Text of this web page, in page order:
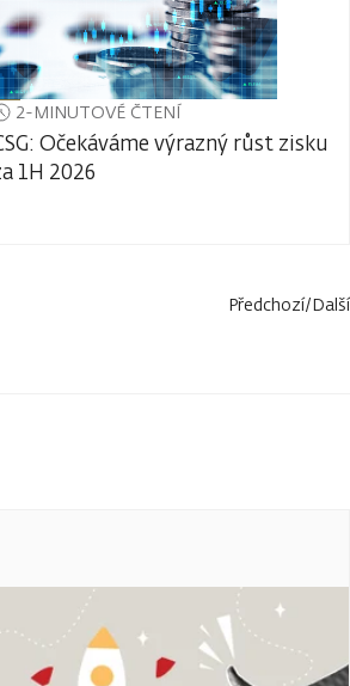
2-MINUTOVÉ ČTENÍ
Očekáváme výrazný růst zisku
1H 2026
Předchozí/Další